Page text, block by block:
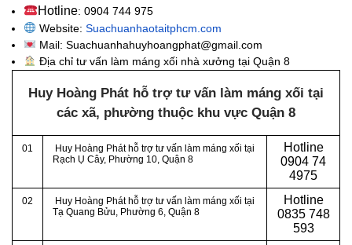
Hotline: 0904 744 975
Website: Suachuanhaotaitphcm.com
Mail: Suachuanhahuyhoangphat@gmail.com
Địa chỉ tư vấn làm máng xối nhà xưởng tại Quận 8
Huy Hoàng Phát hỗ trợ tư vấn làm máng xối tại
các xã, phường thuộc khu vực Quận 8
01
Huy Hoàng Phát hỗ trợ tư vấn làm máng xối tại
Rạch Ụ Cây, Phường 10, Quận 8
Hotline
0904 74
4975
02
Huy Hoàng Phát hỗ trợ tư vấn làm máng xối tại
Tạ Quang Bửu, Phường 6, Quận 8
Hotline
0835 748
593